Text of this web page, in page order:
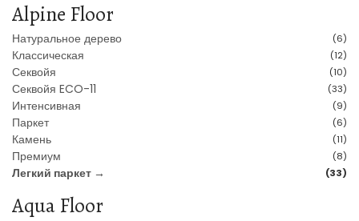
Alpine Floor
Натуральное дерево (6)
Классическая (12)
Секвойя (10)
Секвойя ECO-11 (33)
Интенсивная (9)
Паркет (6)
Камень (11)
Премиум (8)
Легкий паркет → (33)
Aqua Floor